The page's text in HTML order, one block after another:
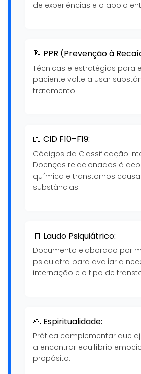
de experiências e o apoio
📝 PPR (Prevenção à
Técnicas e estratégias para
paciente volte a usar
tratamento.
📖 CID F10–F19:
Códigos da Classificação
Doenças relacionados à
química e transtornos
substâncias.
🧾 Laudo Psiquiátrico:
Documento elaborado por
psiquiatra para avaliar a
internação e o tipo de
🙏 Espiritualidade:
Prática complementar que
a encontrar equilíbrio
propósito.